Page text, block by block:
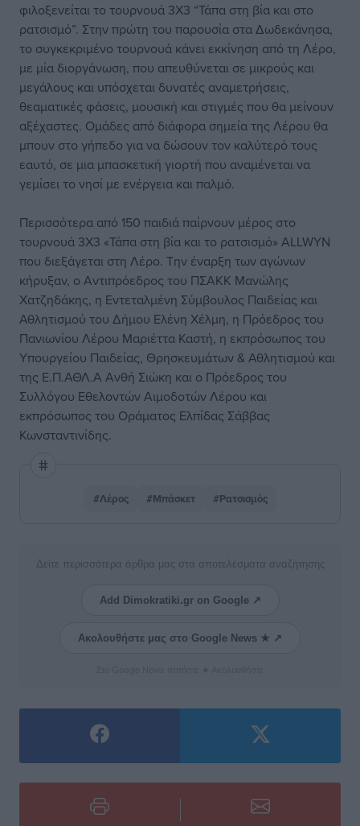
φιλοξενείται το τουρνουά 3Χ3 “Τάπα στη βία και στο
ρατσισμό”. Στην πρώτη του παρουσία στα Δωδεκάνησα,
το συγκεκριμένο τουρνουά κάνει εκκίνηση από τη Λέρο,
με μία διοργάνωση, που απευθύνεται σε μικρούς και
μεγάλους και υπόσχεται δυνατές αναμετρήσεις,
θεαματικές φάσεις, μουσική και στιγμές που θα μείνουν
αξέχαστες. Ομάδες από διάφορα σημεία της Λέρου θα
μπουν στο γήπεδο για να δώσουν τον καλύτερό τους
εαυτό, σε μια μπασκετική γιορτή που αναμένεται να
γεμίσει το νησί με ενέργεια και παλμό.
Περισσότερα από 150 παιδιά παίρνουν μέρος στο
τουρνουά 3Χ3 «Τάπα στη βία και το ρατσισμό» ALLWYN
που διεξάγεται στη Λέρο. Την έναρξη των αγώνων
κήρυξαν, ο Αντιπρόεδρος του ΠΣΑΚΚ Μανώλης
Χατζηδάκης, η Εντεταλμένη Σύμβουλος Παιδείας και
Αθλητισμού του Δήμου Ελένη Χέλμη, η Πρόεδρος του
Πανιωνίου Λέρου Μαριέττα Καστή, η εκπρόσωπος του
Υπουργείου Παιδείας, Θρησκευμάτων & Αθλητισμού και
της Ε.Π.ΑΘΛ.Α Ανθή Σιώκη και ο Πρόεδρος του
Συλλόγου Εθελοντών Αιμοδοτών Λέρου και
εκπρόσωπος του Οράματος Ελπίδας Σάββας
Κωνσταντινίδης.
#Λέρος #Μπάσκετ #Ρατσισμός
Δείτε περισσότερα άρθρα μας στα αποτελέσματα αναζήτησης
Add Dimokratiki.gr on Google ↗
Ακολουθήστε μας στο Google News ★ ↗